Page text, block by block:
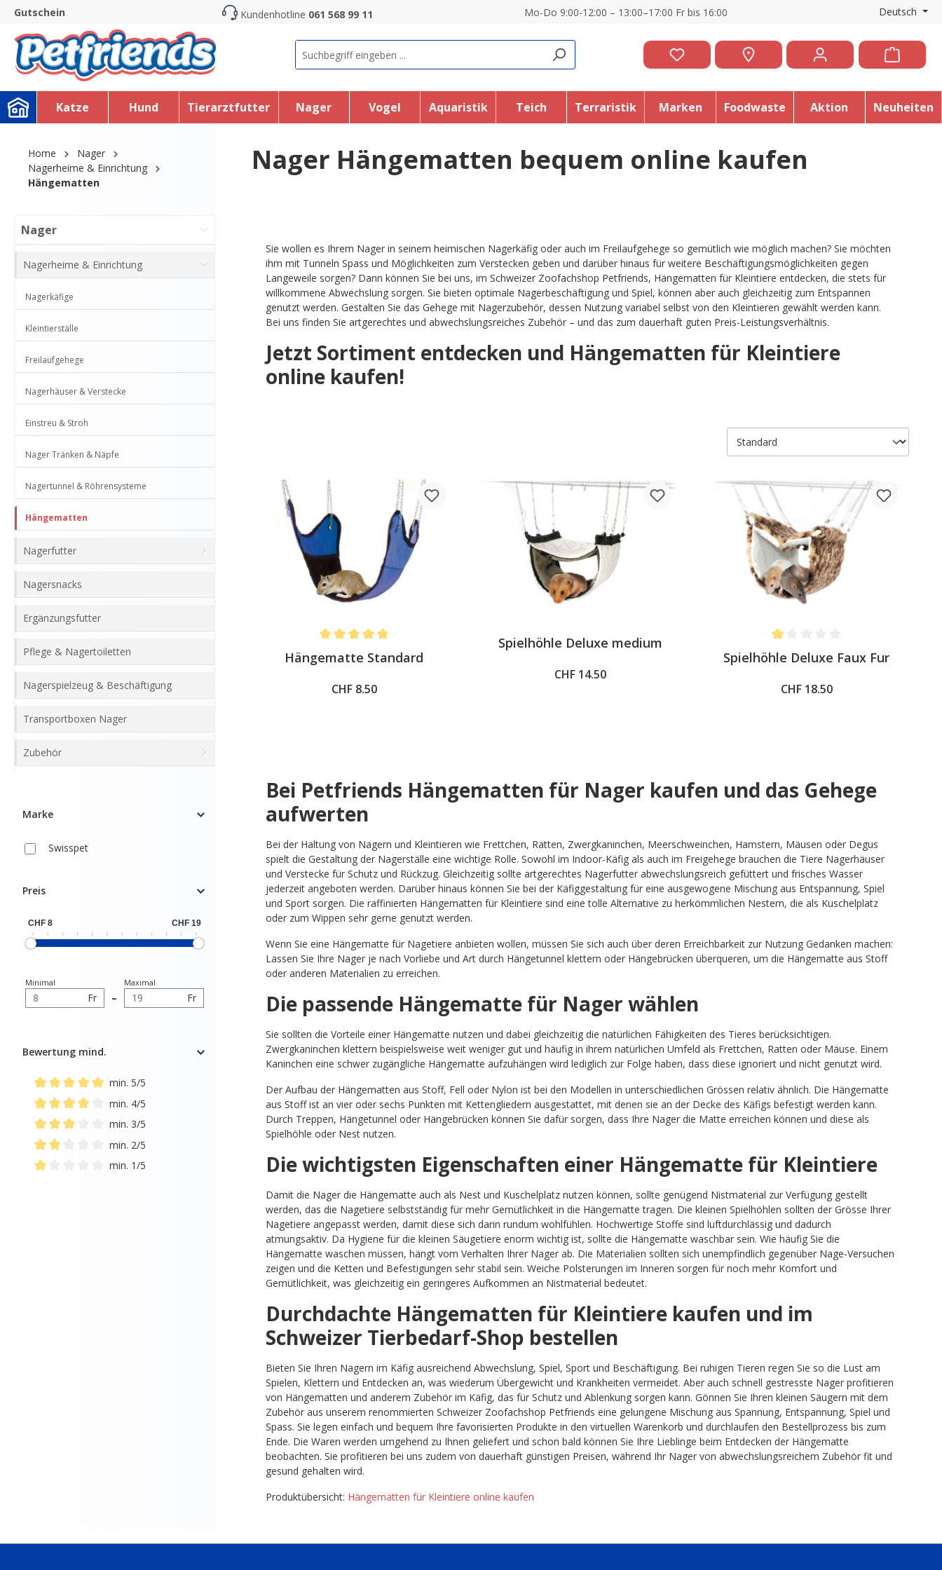
Skip to main navigation
Gutschein Kundenhotline 061 568 99 11 Mo-Do 9:00-12:00 – 13:00–17:00 Fr bis 16:00 Deutsch
Katze Hund Tierarztfutter Nager Vogel Aquaristik Teich Terraristik Marken Foodwaste Aktion Neuheiten
Home
Nager
Nagerheime & Einrichtung
Hängematten
Nager
Nagerheime & Einrichtung
Nagerkäfige
Kleintierställe
Freilaufgehege
Nagerhäuser & Verstecke
Einstreu & Stroh
Nager Tränken & Näpfe
Nagertunnel & Röhrensysteme
Hängematten
Nagerfutter
Nagersnacks
Ergänzungsfutter
Pflege & Nagertoiletten
Nagerspielzeug & Beschäftigung
Transportboxen Nager
Zubehör
Marke
Swisspet
Preis
Minimal
Fr –
Maximal
Fr
Bewertung mind.
Add filter: Minimum rating of 5 out of 5 stars
min. 5/5
Add filter: Minimum rating of 4 out of 5 stars
min. 4/5
Add filter: Minimum rating of 3 out of 5 stars
min. 3/5
Add filter: Minimum rating of 2 out of 5 stars
min. 2/5
min. 1/5
Nager Hängematten bequem online kaufen
Sie wollen es Ihrem Nager in seinem heimischen Nagerkäfig oder auch im Freilaufgehege so gemütlich wie möglich machen? Sie möchten
ihm mit Tunneln Spass und Möglichkeiten zum Verstecken geben und darüber hinaus für weitere Beschäftigungsmöglichkeiten gegen
Langeweile sorgen? Dann können Sie bei uns, im Schweizer Zoofachshop Petfriends, Hängematten für Kleintiere entdecken, die stets für
willkommene Abwechslung sorgen. Sie bieten optimale Nagerbeschäftigung und Spiel, können aber auch gleichzeitig zum Entspannen
genutzt werden. Gestalten Sie das Gehege mit Nagerzubehör, dessen Nutzung variabel selbst von den Kleintieren gewählt werden kann.
Bei uns finden Sie artgerechtes und abwechslungsreiches Zubehör – und das zum dauerhaft guten Preis-Leistungsverhältnis.
Jetzt Sortiment entdecken und Hängematten für Kleintiere
online kaufen!
Average rating of 5 out of 5 stars
Hängematte Standard
CHF 8.50
Spielhöhle Deluxe medium
CHF 14.50
Average rating of 1 out of 5 stars
Spielhöhle Deluxe Faux Fur
CHF 18.50
Bei Petfriends Hängematten für Nager kaufen und das Gehege
aufwerten
Bei der Haltung von Nagern und Kleintieren wie Frettchen, Ratten, Zwergkaninchen, Meerschweinchen, Hamstern, Mäusen oder Degus
spielt die Gestaltung der Nagerställe eine wichtige Rolle. Sowohl im Indoor-Käfig als auch im Freigehege brauchen die Tiere Nagerhäuser
und Verstecke für Schutz und Rückzug. Gleichzeitig sollte artgerechtes Nagerfutter abwechslungsreich gefüttert und frisches Wasser
jederzeit angeboten werden. Darüber hinaus können Sie bei der Käfiggestaltung für eine ausgewogene Mischung aus Entspannung, Spiel
und Sport sorgen. Die raffinierten Hängematten für Kleintiere sind eine tolle Alternative zu herkömmlichen Nestern, die als Kuschelplatz
oder zum Wippen sehr gerne genutzt werden.
Wenn Sie eine Hängematte für Nagetiere anbieten wollen, müssen Sie sich auch über deren Erreichbarkeit zur Nutzung Gedanken machen:
Lassen Sie Ihre Nager je nach Vorliebe und Art durch Hängetunnel klettern oder Hängebrücken überqueren, um die Hängematte aus Stoff
oder anderen Materialien zu erreichen.
Die passende Hängematte für Nager wählen
Sie sollten die Vorteile einer Hängematte nutzen und dabei gleichzeitig die natürlichen Fähigkeiten des Tieres berücksichtigen.
Zwergkaninchen klettern beispielsweise weit weniger gut und häufig in ihrem natürlichen Umfeld als Frettchen, Ratten oder Mäuse. Einem
Kaninchen eine schwer zugängliche Hängematte aufzuhängen wird lediglich zur Folge haben, dass diese ignoriert und nicht genutzt wird.
Der Aufbau der Hängematten aus Stoff, Fell oder Nylon ist bei den Modellen in unterschiedlichen Grössen relativ ähnlich. Die Hängematte
aus Stoff ist an vier oder sechs Punkten mit Kettengliedern ausgestattet, mit denen sie an der Decke des Käfigs befestigt werden kann.
Durch Treppen, Hängetunnel oder Hängebrücken können Sie dafür sorgen, dass Ihre Nager die Matte erreichen können und diese als
Spielhöhle oder Nest nutzen.
Die wichtigsten Eigenschaften einer Hängematte für Kleintiere
Damit die Nager die Hängematte auch als Nest und Kuschelplatz nutzen können, sollte genügend Nistmaterial zur Verfügung gestellt
werden, das die Nagetiere selbstständig für mehr Gemütlichkeit in die Hängematte tragen. Die kleinen Spielhöhlen sollten der Grösse Ihrer
Nagetiere angepasst werden, damit diese sich darin rundum wohlfühlen. Hochwertige Stoffe sind luftdurchlässig und dadurch
atmungsaktiv. Da Hygiene für die kleinen Säugetiere enorm wichtig ist, sollte die Hängematte waschbar sein. Wie häufig Sie die
Hängematte waschen müssen, hängt vom Verhalten Ihrer Nager ab. Die Materialien sollten sich unempfindlich gegenüber Nage-Versuchen
zeigen und die Ketten und Befestigungen sehr stabil sein. Weiche Polsterungen im Inneren sorgen für noch mehr Komfort und
Gemütlichkeit, was gleichzeitig ein geringeres Aufkommen an Nistmaterial bedeutet.
Durchdachte Hängematten für Kleintiere kaufen und im
Schweizer Tierbedarf-Shop bestellen
Bieten Sie Ihren Nagern im Käfig ausreichend Abwechslung, Spiel, Sport und Beschäftigung. Bei ruhigen Tieren regen Sie so die Lust am
Spielen, Klettern und Entdecken an, was wiederum Übergewicht und Krankheiten vermeidet. Aber auch schnell gestresste Nager profitieren
von Hängematten und anderem Zubehör im Käfig, das für Schutz und Ablenkung sorgen kann. Gönnen Sie Ihren kleinen Säugern mit dem
Zubehör aus unserem renommierten Schweizer Zoofachshop Petfriends eine gelungene Mischung aus Spannung, Entspannung, Spiel und
Spass. Sie legen einfach und bequem Ihre favorisierten Produkte in den virtuellen Warenkorb und durchlaufen den Bestellprozess bis zum
Ende. Die Waren werden umgehend zu Ihnen geliefert und schon bald können Sie Ihre Lieblinge beim Entdecken der Hängematte
beobachten. Sie profitieren bei uns zudem von dauerhaft günstigen Preisen, während Ihr Nager von abwechslungsreichem Zubehör fit und
gesund gehalten wird.
Produktübersicht: Hängematten für Kleintiere online kaufen